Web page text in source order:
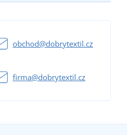
obchod@dobrytextil.cz
firma@dobrytextil.cz